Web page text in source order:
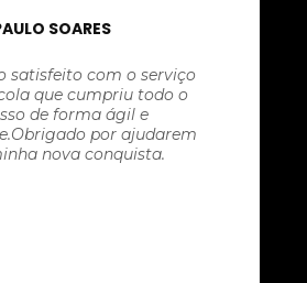
SOARES
satisfeito com o serviço
que cumpriu todo o
de forma ágil e
por ajudarem
nova conquista.